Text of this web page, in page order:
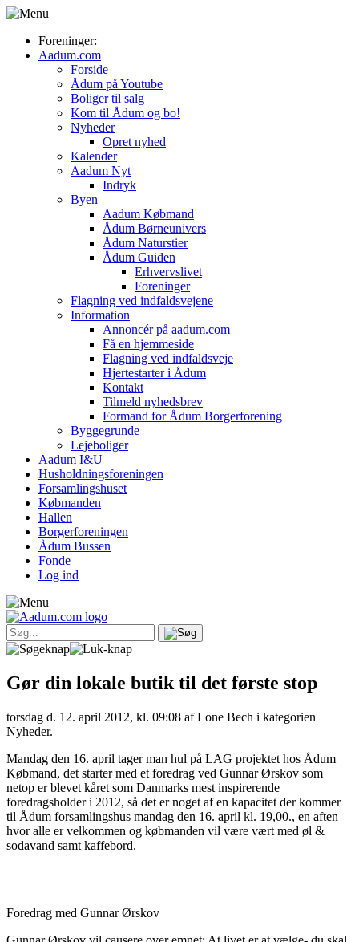
Foreninger:
Aadum.com
Forside
Ådum på Youtube
Boliger til salg
Kom til Ådum og bo!
Nyheder
Opret nyhed
Kalender
Aadum Nyt
Indryk
Byen
Aadum Købmand
Ådum Børneunivers
Ådum Naturstier
Ådum Guiden
Erhvervslivet
Foreninger
Flagning ved indfaldsvejene
Information
Annoncér på aadum.com
Få en hjemmeside
Flagning ved indfaldsveje
Hjertestarter i Ådum
Kontakt
Tilmeld nyhedsbrev
Formand for Ådum Borgerforening
Byggegrunde
Lejeboliger
Aadum I&U
Husholdningsforeningen
Forsamlingshuset
Købmanden
Hallen
Borgerforeningen
Ådum Bussen
Fonde
Log ind
Gør din lokale butik til det første stop
torsdag d. 12. april 2012, kl. 09:08 af Lone Bech i kategorien
Nyheder.
Mandag den 16. april tager man hul på LAG projektet hos Ådum
Købmand, det starter med et foredrag ved Gunnar Ørskov som
netop er blevet kåret som Danmarks mest inspirerende
foredragsholder i 2012, så det er noget af en kapacitet der kommer
til Ådum forsamlingshus mandag den 16. april kl. 19,00., en aften
hvor alle er velkommen og købmanden vil være vært med øl &
sodavand samt kaffebord.
Foredrag med Gunnar Ørskov